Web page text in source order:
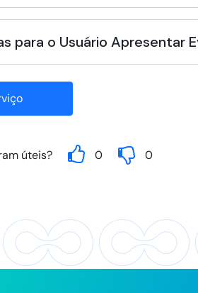
para o Usuário
úteis? 0 0